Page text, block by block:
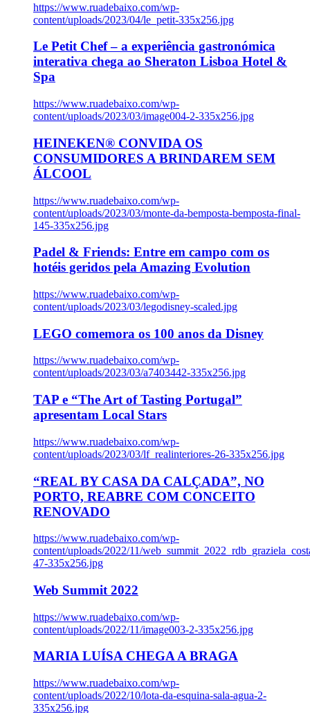
https://www.ruadebaixo.com/wp-
content/uploads/2023/04/le_petit-335x256.jpg
Le Petit Chef – a experiência gastronómica
interativa chega ao Sheraton Lisboa Hotel &
Spa
https://www.ruadebaixo.com/wp-
content/uploads/2023/03/image004-2-335x256.jpg
HEINEKEN® CONVIDA OS
CONSUMIDORES A BRINDAREM SEM
ÁLCOOL
https://www.ruadebaixo.com/wp-
content/uploads/2023/03/monte-da-bemposta-bemposta-final-
145-335x256.jpg
Padel & Friends: Entre em campo com os
hotéis geridos pela Amazing Evolution
https://www.ruadebaixo.com/wp-
content/uploads/2023/03/legodisney-scaled.jpg
LEGO comemora os 100 anos da Disney
https://www.ruadebaixo.com/wp-
content/uploads/2023/03/a7403442-335x256.jpg
TAP e “The Art of Tasting Portugal”
apresentam Local Stars
https://www.ruadebaixo.com/wp-
content/uploads/2023/03/lf_realinteriores-26-335x256.jpg
“REAL BY CASA DA CALÇADA”, NO
PORTO, REABRE COM CONCEITO
RENOVADO
https://www.ruadebaixo.com/wp-
content/uploads/2022/11/
47-335x256.jpg
Web Summit 2022
https://www.ruadebaixo.com/wp-
content/uploads/2022/11/image003-2-335x256.jpg
MARIA LUÍSA CHEGA A BRAGA
https://www.ruadebaixo.com/wp-
content/uploads/2022/10/lota-da-esquina-sala-agua-2-
335x256.jpg